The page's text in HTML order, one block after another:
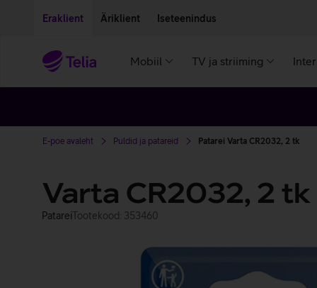
Eraklient Äriklient Iseteenindus
Mobiil TV ja striiming
E-poe avaleht Puldid ja patareid Patarei Varta CR2032, 2 tk
Varta CR2032, 2 tk
PatareiTootekood: 353460